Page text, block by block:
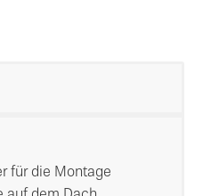
für die Montage